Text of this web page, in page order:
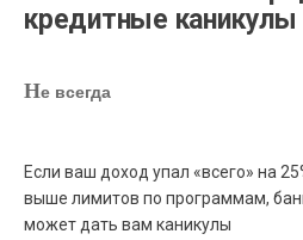
кредитные каникулы
Не всегда
Если ваш доход упал «всего» на
выше лимитов по программам,
может дать вам каникулы